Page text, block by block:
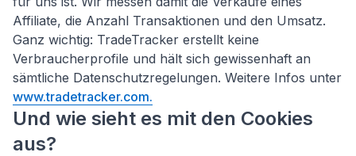
Affiliate, die Anzahl Transaktionen und den Umsatz.
Ganz wichtig: TradeTracker erstellt keine
Verbraucherprofile und hält sich gewissenhaft an
sämtliche Datenschutzregelungen. Weitere Infos unter
www.tradetracker.com.
Und wie sieht es mit den Cookies
aus?